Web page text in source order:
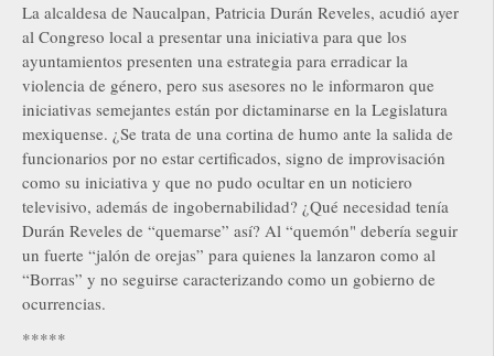
La alcaldesa de Naucalpan, Patricia Durán Reveles, acudió ayer
al Congreso local a presentar una iniciativa para que los
ayuntamientos presenten una estrategia para erradicar la
violencia de género, pero sus asesores no le informaron que
iniciativas semejantes están por dictaminarse en la Legislatura
mexiquense. ¿Se trata de una cortina de humo ante la salida de
funcionarios por no estar certificados, signo de improvisación
como su iniciativa y que no pudo ocultar en un noticiero
televisivo, además de ingobernabilidad? ¿Qué necesidad tenía
Durán Reveles de “quemarse” así? Al “quemón" debería seguir
un fuerte “jalón de orejas” para quienes la lanzaron como al
“Borras” y no seguirse caracterizando como un gobierno de
ocurrencias.
*****